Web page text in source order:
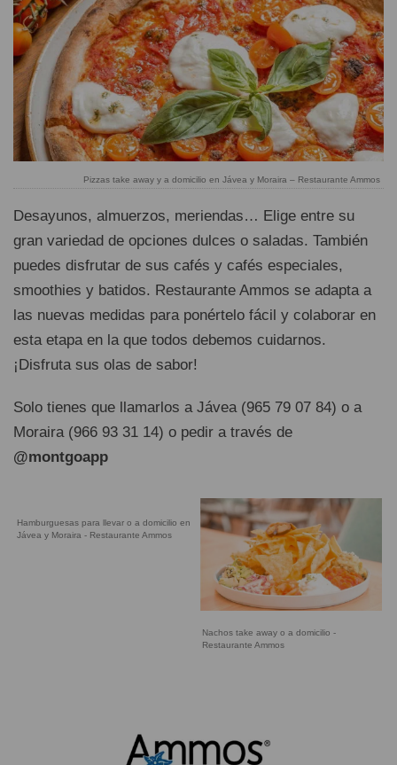
Pizzas take away y a domicilio en Jávea y Moraira – Restaurante Ammos
Desayunos, almuerzos, meriendas… Elige entre su
gran variedad de opciones dulces o saladas. También
puedes disfrutar de sus cafés y cafés especiales,
smoothies y batidos. Restaurante Ammos se adapta a
las nuevas medidas para ponértelo fácil y colaborar en
esta etapa en la que todos debemos cuidarnos.
¡Disfruta sus olas de sabor!
Solo tienes que llamarlos a Jávea (965 79 07 84) o a
Moraira (966 93 31 14) o pedir a través de
@montgoapp
Hamburguesas para llevar o a domicilio en
Jávea y Moraira - Restaurante Ammos
Nachos take away o a domicilio -
Restaurante Ammos